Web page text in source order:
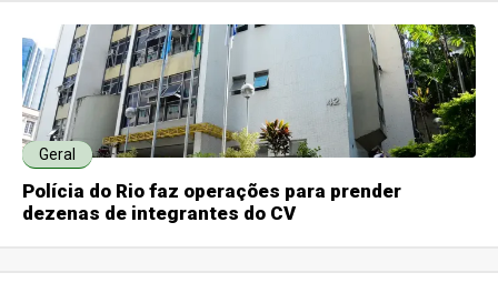
Geral
Polícia do Rio faz operações para prender
dezenas de integrantes do CV